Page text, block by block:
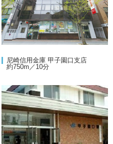
尼崎信用金庫 甲子園口支店
約750m／10分